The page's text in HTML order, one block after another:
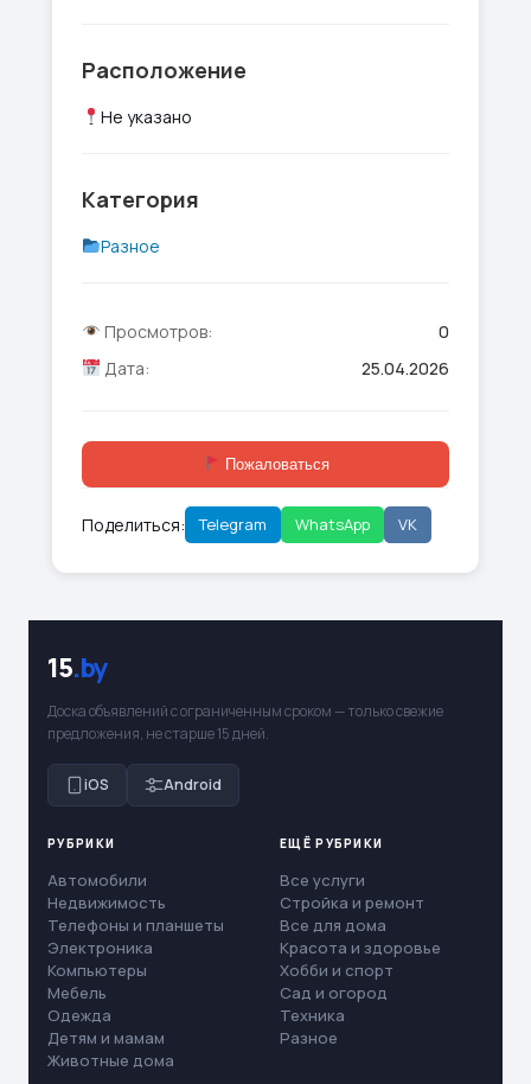
Расположение
Не указано
Категория
Разное
Просмотров:
0
Дата:
25.04.2026
Пожаловаться
Поделиться: Telegram WhatsApp VK
15.by
Доска объявлений с ограниченным сроком — только свежие
предложения, не старше 15 дней.
iOS Android
РУБРИКИ
Автомобили
Недвижимость
Телефоны и планшеты
Электроника
Компьютеры
Мебель
Одежда
Детям и мамам
Животные дома
ЕЩЁ РУБРИКИ
Все услуги
Стройка и ремонт
Все для дома
Красота и здоровье
Хобби и спорт
Сад и огород
Техника
Разное